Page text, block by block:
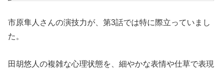
市原隼人さんの演技力が、第3話では特に際立っていまし
た。
田胡悠人の複雑な心理状態を、細やかな表情や仕草で表現